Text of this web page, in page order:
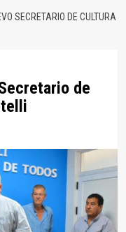
SECRETARIO DE CULTURA
de